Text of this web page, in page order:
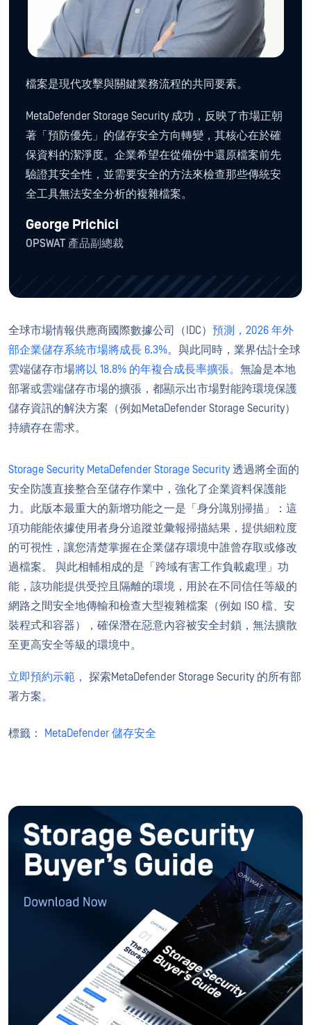
檔案是現代攻擊與關鍵業務流程的共同要素。
MetaDefender Storage Security 成功，反映了市場正朝
著「預防優先」的儲存安全方向轉變，其核心在於確
保資料的潔淨度。企業希望在從備份中還原檔案前先
驗證其安全性，並需要安全的方法來檢查那些傳統安
全工具無法安全分析的複雜檔案。
George Prichici
OPSWAT 產品副總裁
全球市場情報供應商國際數據公司（IDC） 預測，2026 年外
部企業儲存系統市場將成長 6.3%。與此同時，業界估計全球
雲端儲存市場將以 18.8% 的年複合成長率擴張。 無論是本地
部署或雲端儲存市場的擴張，都顯示出市場對能跨環境保護
儲存資訊的解決方案（例如MetaDefender Storage Security）
持續存在需求。
Storage Security MetaDefender Storage Security透過將全面的
安全防護直接整合至儲存作業中，強化了企業資料保護能
力。此版本最重大的新增功能之一是「身分識別掃描」：這
項功能能依據使用者身分追蹤並彙報掃描結果，提供細粒度
的可視性，讓您清楚掌握在企業儲存環境中誰曾存取或修改
過檔案。 與此相輔相成的是「跨域有害工作負載處理」功
能，該功能提供受控且隔離的環境，用於在不同信任等級的
網路之間安全地傳輸和檢查大型複雜檔案（例如 ISO 檔、安
裝程式和容器），確保潛在惡意內容被安全封鎖，無法擴散
至更高安全等級的環境中。
立即預約示範， 探索MetaDefender Storage Security 的所有部
署方案。
標籤： MetaDefender 儲存安全